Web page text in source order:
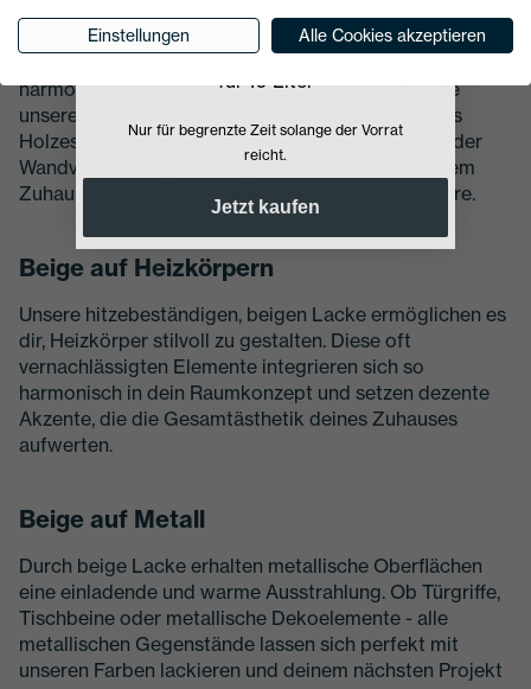
Beige auf Holz
harmonische Kombination. Die warmen Beigetöne
unserer Lacke betonen die natürliche Struktur des
Holzes auf wundervolle Weise. Ob Möbel, Türen oder
Wandverkleidungen – beige Lacke verleihen deinem
Zuhause eine einladende und elegante Atmosphäre.
Beige auf Heizkörpern
Unsere hitzebeständigen, beigen Lacke ermöglichen es
dir, Heizkörper stilvoll zu gestalten. Diese oft
vernachlässigten Elemente integrieren sich so
harmonisch in dein Raumkonzept und setzen dezente
Akzente, die die Gesamtästhetik deines Zuhauses
aufwerten.
Beige auf Metall
Durch beige Lacke erhalten metallische Oberflächen
eine einladende und warme Ausstrahlung. Ob Türgriffe,
Tischbeine oder metallische Dekoelemente - alle
metallischen Gegenstände lassen sich perfekt mit
unseren Farben lackieren und deinem nächsten Projekt
99 Euronur74 Euro!
für 10 Liter
Nur für begrenzte Zeit solange der Vorrat
reicht.
Jetzt kaufen
Einstellungen Alle Cookies akzeptieren